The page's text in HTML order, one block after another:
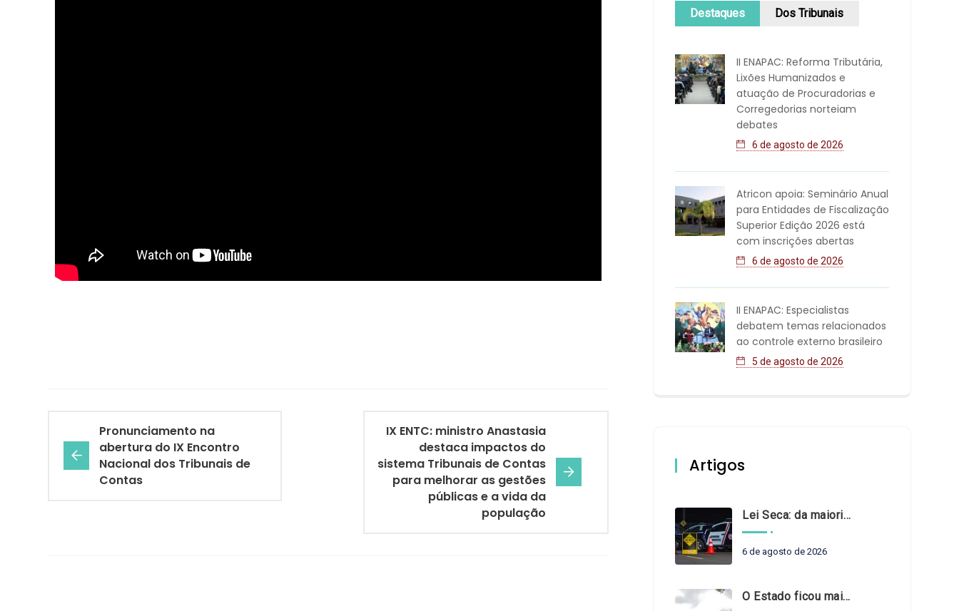
Pronunciamento na
abertura do IX Encontro
Nacional dos Tribunais de
Contas
IX ENTC: ministro Anastasia
destaca impactos do
sistema Tribunais de Contas
para melhorar as gestões
públicas e a vida da
população
Destaques Dos Tribunais
II ENAPAC: Reforma Tributária,
Lixões Humanizados e
atuação de Procuradorias e
Corregedorias norteiam
debates
6 de agosto de 2026
Atricon apoia: Seminário Anual
para Entidades de Fiscalização
Superior Edição 2026 está
com inscrições abertas
6 de agosto de 2026
II ENAPAC: Especialistas
debatem temas relacionados
ao controle externo brasileiro
5 de agosto de 2026
Artigos
Lei Seca: da maioridade à maturidade
6 de agosto de 2026
O Estado ficou mais complexo. O controle precisa acompanhar